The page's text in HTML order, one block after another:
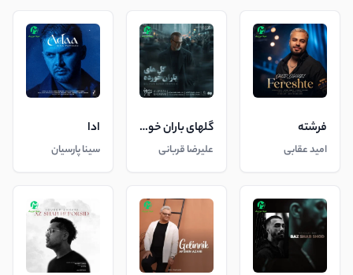
فرشته
امید عقابی
گلهای باران خورده
علیرضا قربانی
ادا
سینا پارسیان